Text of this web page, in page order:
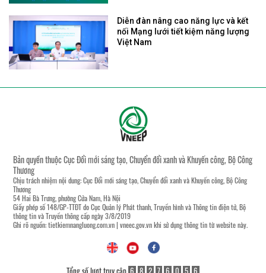
Diễn đàn nâng cao năng lực và kết
nối Mạng lưới tiết kiệm năng lượng
Việt Nam
Bản quyền thuộc Cục Đổi mới sáng tạo, Chuyển đổi xanh và Khuyến công, Bộ Công
Thương
Chịu trách nhiệm nội dung: Cục Đổi mới sáng tạo, Chuyển đổi xanh và Khuyến công, Bộ Công
Thương
54 Hai Bà Trưng, phường Cửa Nam, Hà Nội
Giấy phép số 148/GP-TTĐT do Cục Quản lý Phát thanh, Truyền hình và Thông tin điện tử, Bộ
thông tin và Truyền thông cấp ngày 3/8/2019
Ghi rõ nguồn:tietkiemnangluong.com.vn| vneec.gov.vnkhi sử dụng thông tin từ website này.
Tổng số lượt truy cập 6 8 2 7 6 0 5 6